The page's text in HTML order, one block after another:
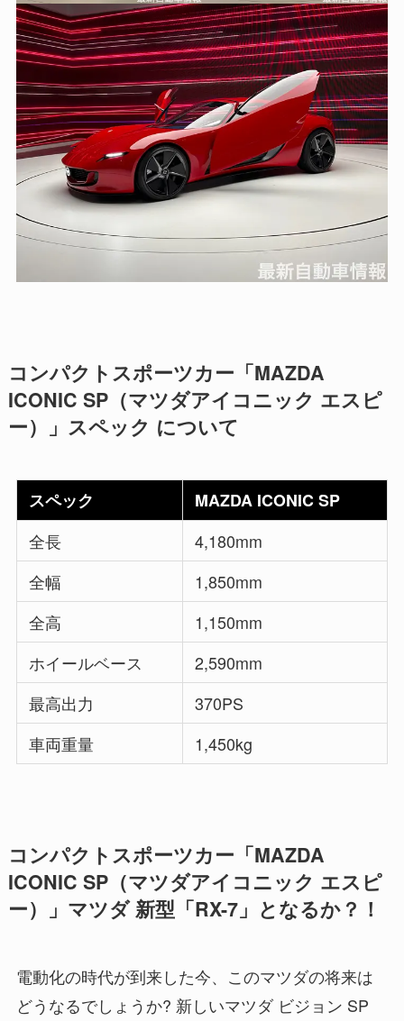
コンパクトスポーツカー「MAZDA
ICONIC SP（マツダアイコニック エスピ
ー）」スペック について
スペック
MAZDA ICONIC SP
全長
4,180mm
全幅
1,850mm
全高
1,150mm
ホイールベース
2,590mm
最高出力
370PS
車両重量
1,450kg
コンパクトスポーツカー「MAZDA
ICONIC SP（マツダアイコニック エスピ
ー）」マツダ 新型「RX-7」となるか？！
電動化の時代が到来した今、このマツダの将来は
どうなるでしょうか? 新しいマツダ ビジョン SP